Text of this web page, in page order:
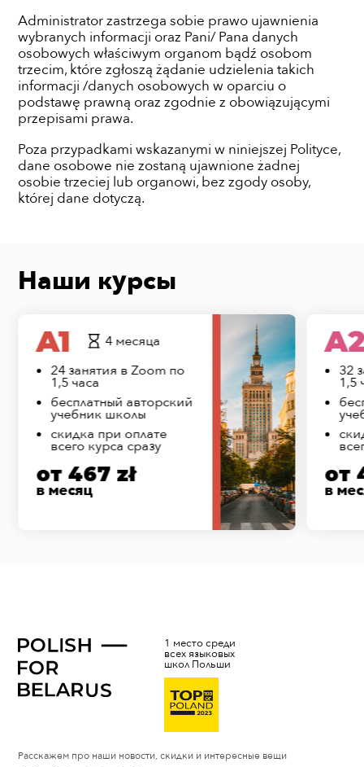
Administrator zastrzega sobie prawo ujawnienia
wybranych informacji oraz Pani/ Pana danych
osobowych właściwym organom bądź osobom
trzecim, które zgłoszą żądanie udzielenia takich
informacji /danych osobowych w oparciu o
podstawę prawną oraz zgodnie z obowiązującymi
przepisami prawa.
Poza przypadkami wskazanymi w niniejszej Polityce,
dane osobowe nie zostaną ujawnione żadnej
osobie trzeciej lub organowi, bez zgody osoby,
której dane dotyczą.
Наши курсы
A1
4 месяца
24 занятия в Zoom по
1,5 часа
бесплатный авторский
учебник школы
скидка при оплате
всего курса сразу
от 467 zł
в месяц
32
1,5
от
в
1 место среди
всех языковых
школ Польши
Расскажем про наши новости, скидки и интересные вещи